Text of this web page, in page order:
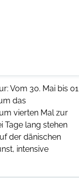
Vom 30. Mai bis
das
vierten Mal zur
Tage lang stehen
der dänischen
intensive